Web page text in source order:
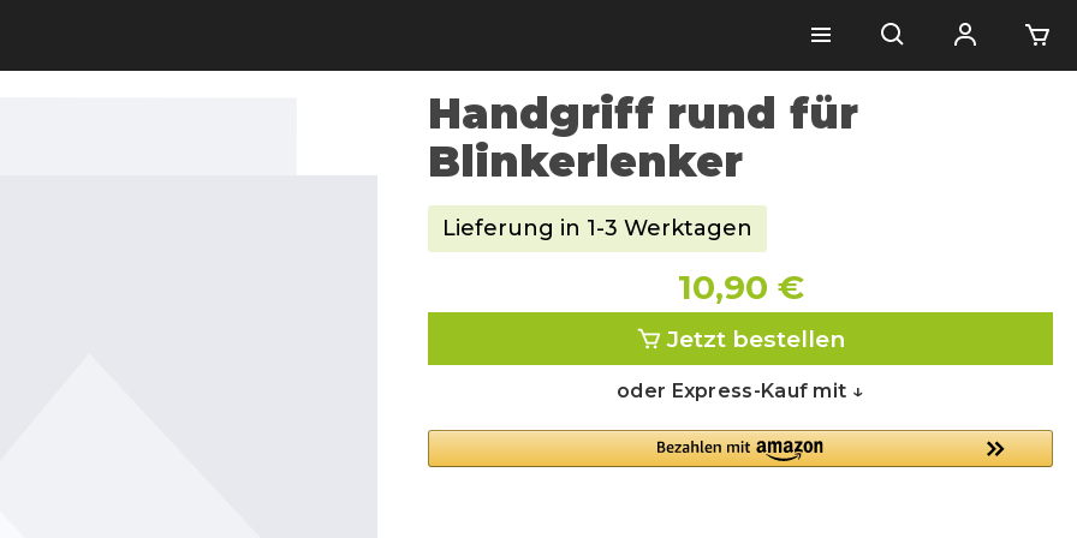
Handgriff rund für
Blinkerlenker
Lieferung in 1-3 Werktagen
10,90 €
Jetzt bestellen
oder Express-Kauf mit ↓